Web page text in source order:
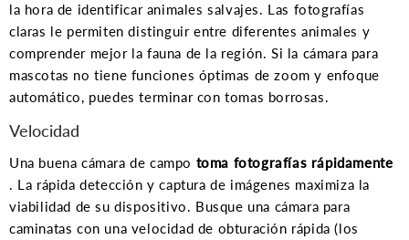
la hora de identificar animales salvajes. Las fotografías
claras le permiten distinguir entre diferentes animales y
comprender mejor la fauna de la región. Si la cámara para
mascotas no tiene funciones óptimas de zoom y enfoque
automático, puedes terminar con tomas borrosas.
Velocidad
Una buena cámara de campo toma fotografías rápidamente
. La rápida detección y captura de imágenes maximiza la
viabilidad de su dispositivo. Busque una cámara para
caminatas con una velocidad de obturación rápida (los